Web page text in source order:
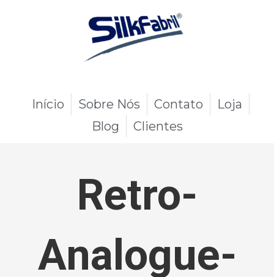
Início Sobre Nós Contato
Loja
Blog
Clientes
Retro-
Analogue-